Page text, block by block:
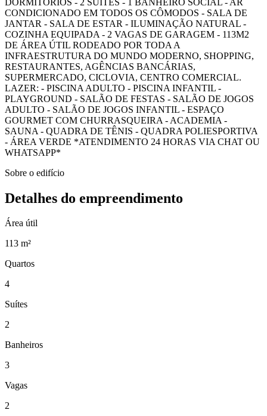
CONDICIONADO EM TODOS OS CÔMODOS - SALA DE
JANTAR - SALA DE ESTAR - ILUMINAÇÃO NATURAL -
COZINHA EQUIPADA - 2 VAGAS DE GARAGEM - 113M2
DE ÁREA ÚTIL RODEADO POR TODA A
INFRAESTRUTURA DO MUNDO MODERNO, SHOPPING,
RESTAURANTES, AGÊNCIAS BANCÁRIAS,
SUPERMERCADO, CICLOVIA, CENTRO COMERCIAL.
LAZER: - PISCINA ADULTO - PISCINA INFANTIL -
PLAYGROUND - SALÃO DE FESTAS - SALÃO DE JOGOS
ADULTO - SALÃO DE JOGOS INFANTIL - ESPAÇO
GOURMET COM CHURRASQUEIRA - ACADEMIA -
SAUNA - QUADRA DE TÊNIS - QUADRA POLIESPORTIVA
- ÁREA VERDE *ATENDIMENTO 24 HORAS VIA CHAT OU
WHATSAPP*
Sobre o edifício
Detalhes do empreendimento
Área útil
113 m²
Quartos
4
Suítes
2
Banheiros
3
Vagas
2